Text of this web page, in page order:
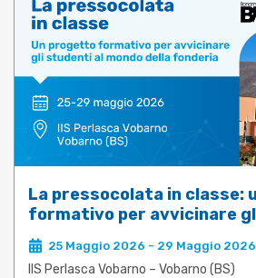
La pressocolata in classe:
formativo per avvicinare
mondo della fonderia
25 Maggio 2026 - 29 Maggio 2026
IIS Perlasca Vobarno – Vobarno (BS)